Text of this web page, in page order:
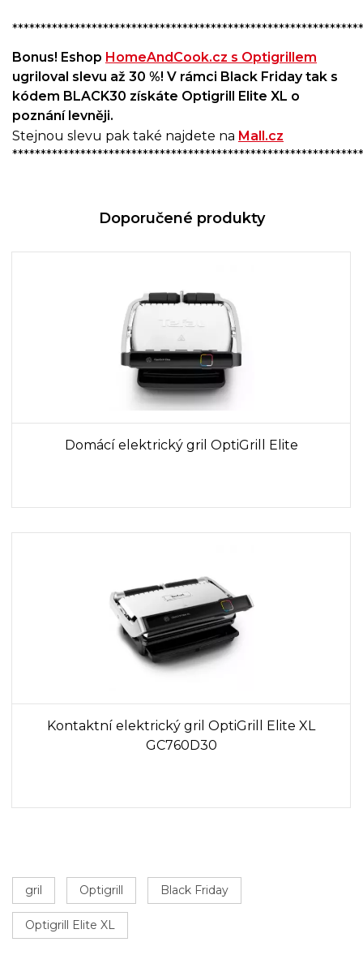
Bonus! Eshop HomeAndCook.cz s Optigrillem
ugriloval slevu až 30 %! V rámci Black Friday tak s
kódem BLACK30 získáte Optigrill Elite XL o
poznání levněji.
Stejnou slevu pak také najdete na Mall.cz
Doporučené produkty
Domácí elektrický gril OptiGrill Elite
Kontaktní elektrický gril OptiGrill Elite XL
GC760D30
gril Optigrill Black Friday
Optigrill Elite XL